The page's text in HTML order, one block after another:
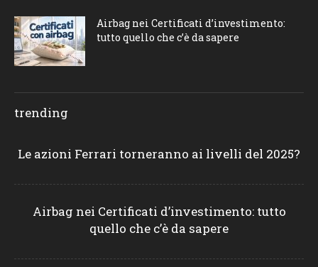
Airbag nei Certificati d’investimento:
tutto quello che c’è da sapere
trending
Le azioni Ferrari torneranno ai livelli del 2025?
Airbag nei Certificati d’investimento: tutto
quello che c’è da sapere